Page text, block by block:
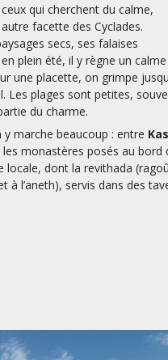
qui cherchent du calme,
facette des Cyclades.
secs, ses falaises
plein été, il y règne un calme
une placette, on grimpe
Les plages sont petites,
du charme.
marche beaucoup : entre
monastères posés au bord
locale, dont la revithada
à l’aneth), servis dans des